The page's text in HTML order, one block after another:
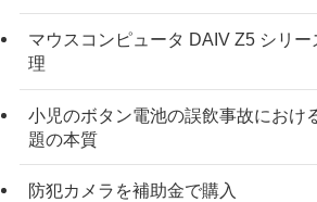
マウスコンピュータ DAIV Z5 シリ
理
小児のボタン電池の誤飲事故におけ
題の本質
防犯カメラを補助金で購入